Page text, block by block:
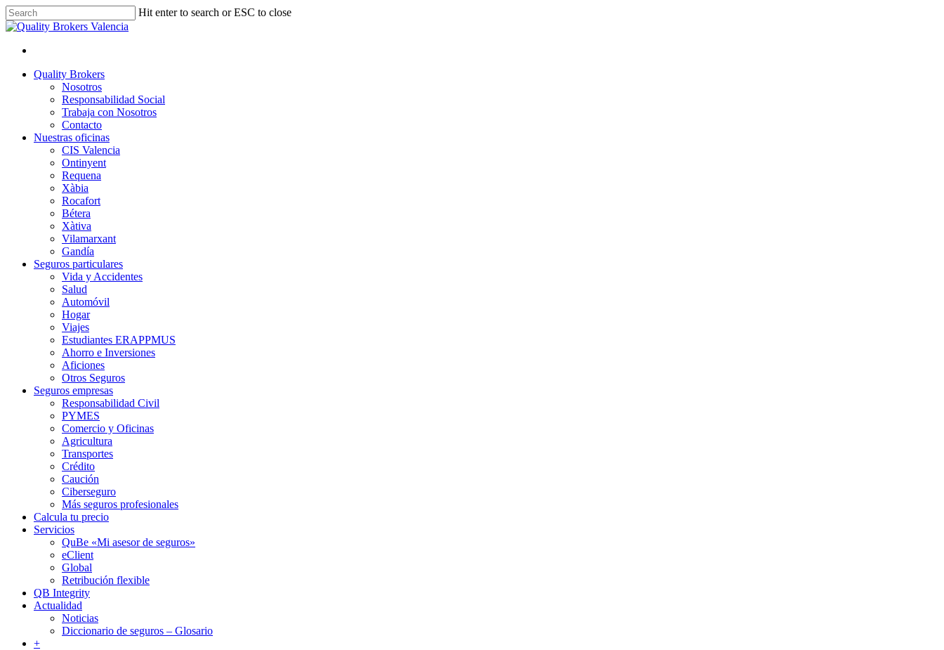
Skip
to
content
Hit enter to search or ESC to close
Close
Menu
Menu
Quality Brokers
Nosotros
Responsabilidad Social
Trabaja con Nosotros
Contacto
Nuestras oficinas
CIS Valencia
Ontinyent
Requena
Xàbia
Rocafort
Bétera
Xàtiva
Vilamarxant
Gandía
Seguros particulares
Vida y Accidentes
Salud
Automóvil
Hogar
Viajes
Estudiantes ERAPPMUS
Ahorro e Inversiones
Aficiones
Otros Seguros
Seguros empresas
Responsabilidad Civil
PYMES
Comercio y Oficinas
Agricultura
Transportes
Crédito
Caución
Ciberseguro
Más seguros profesionales
Calcula tu precio
Servicios
QuBe «Mi asesor de seguros»
eClient
Global
Retribución flexible
QB Integrity
Actualidad
Noticias
Diccionario de seguros – Glosario
+